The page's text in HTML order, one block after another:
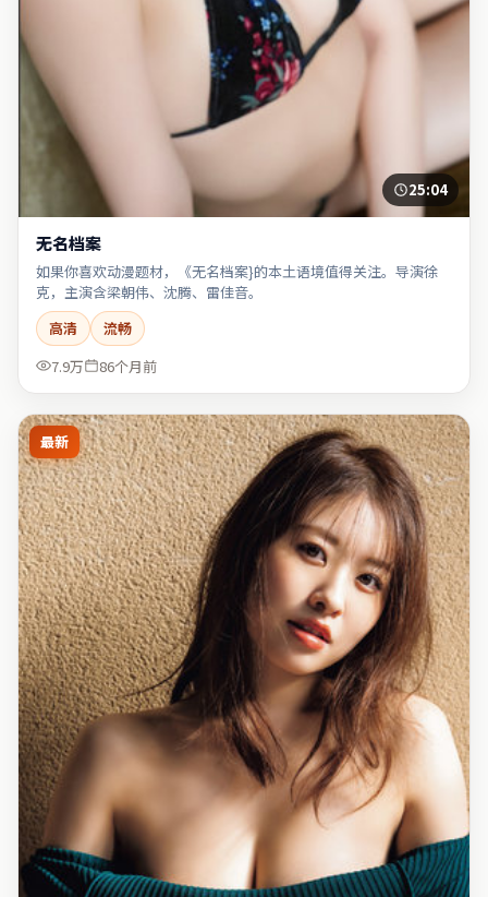
25:04
无名档案
如果你喜欢动漫题材，《无名档案}的本土语境值得关注。导演徐
克，主演含梁朝伟、沈腾、雷佳音。
高清
流畅
7.9万
86个月前
最新